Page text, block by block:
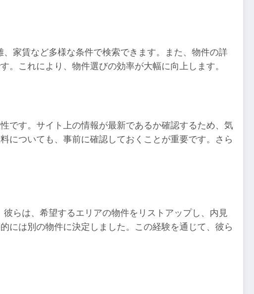
家賃など多様な条件で検索できます。また、物件の詳
これにより、物件選びの効率が大幅に向上します。
です。サイト上の情報が最新であるか確認するため、気
についても、事前に確認しておくことが重要です。さら
らは、希望するエリアの物件をリストアップし、内見
には別の物件に決定しました。この経験を通じて、彼ら